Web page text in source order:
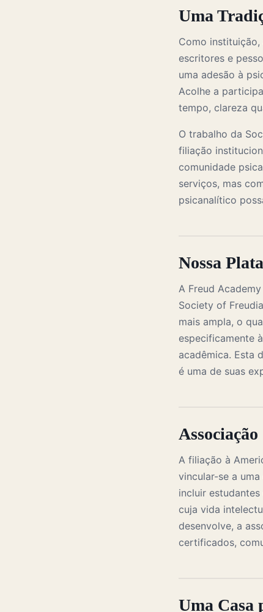
Uma
Como instituição,
escritores e
uma adesão à
Acolhe a
tempo, clareza
O trabalho da
filiação
comunidade
serviços, mas
psicanalítico
Nossa
A Freud
Society of
mais ampla, o
especificamente
acadêmica. Esta
é uma de suas
Associação
A filiação à
vincular-se a
incluir
cuja vida
desenvolve, a
certificados,
Uma Casa